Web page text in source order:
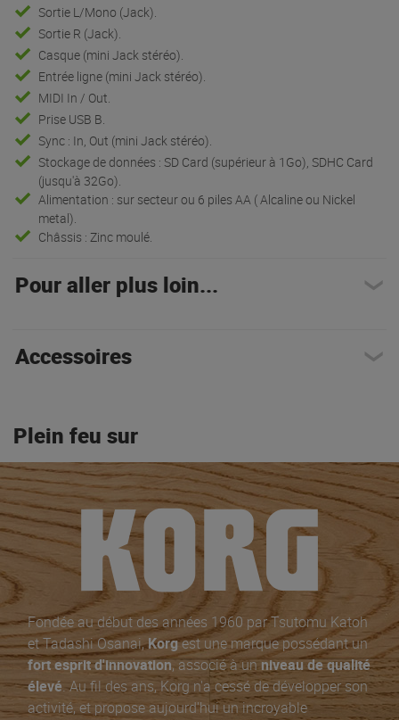
Sortie L/Mono (Jack).
Sortie R (Jack).
Casque (mini Jack stéréo).
Entrée ligne (mini Jack stéréo).
MIDI In / Out.
Prise USB B.
Sync : In, Out (mini Jack stéréo).
Stockage de données : SD Card (supérieur à 1Go), SDHC Card
(jusqu'à 32Go).
Alimentation : sur secteur ou 6 piles AA ( Alcaline ou Nickel
metal).
Châssis : Zinc moulé.
Pour aller plus loin...
Accessoires
Plein feu sur
Fondée au début des années 1960 par Tsutomu Katoh
et Tadashi Osanai,Korgest une marque possédant un
fort esprit d'innovation, associé à unniveau de qualité
élevé. Au fil des ans, Korg n'a cessé de développer son
activité, et propose aujourd'hui un incroyable